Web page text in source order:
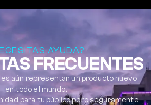
AYUDA?
FRECUENTES
aún representan un producto nuevo
en todo el mundo,
para tu público pero seguramente